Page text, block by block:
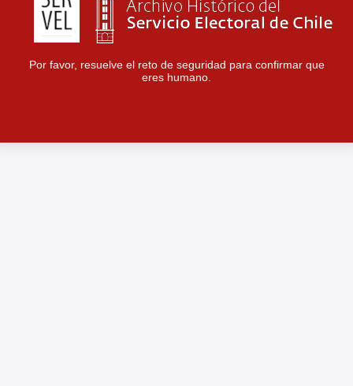
Por favor, resuelve el reto de seguridad para confirmar que
eres humano.